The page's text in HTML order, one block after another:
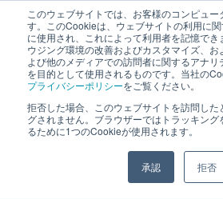
このウェブサイトでは、お客様のコンピュ
す。このCookieは、ウェブサイトの利用に
に使用され、これによって利用者を記憶でき
ウジング環境の改善およびカスタマイズ、
よび他のメディアでの訪問者に関するアナ
を目的として使用されるものです。当社の
プライバシーポリシーをご覧ください。
拒否した場合、このウェブサイトを訪問し
グされません。ブラウザーではトラッキン
るために1つのCookieが使用されます。
承認 拒否